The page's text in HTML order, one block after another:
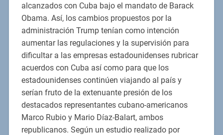
alcanzados con Cuba bajo el mandato de Barack
Obama. Así, los cambios propuestos por la
administración Trump tenían como intención
aumentar las regulaciones y la supervisión para
dificultar a las empresas estadounidenses rubricar
acuerdos con Cuba así como para que los
estadounidenses continúen viajando al país y
serían fruto de la extenuante presión de los
destacados representantes cubano-americanos
Marco Rubio y Mario Díaz-Balart, ambos
republicanos. Según un estudio realizado por